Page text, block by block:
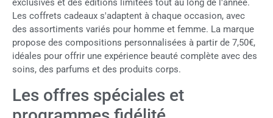
exclusives et des éditions limitées tout au long de l'année.
Les coffrets cadeaux s'adaptent à chaque occasion, avec
des assortiments variés pour homme et femme. La marque
propose des compositions personnalisées à partir de 7,50€,
idéales pour offrir une expérience beauté complète avec des
soins, des parfums et des produits corps.
Les offres spéciales et